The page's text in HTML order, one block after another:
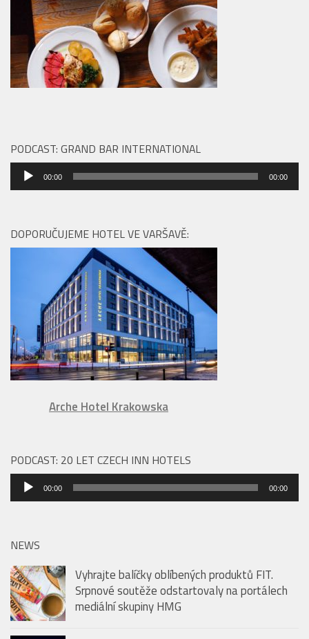
PODCAST: GRAND BAR INTERNATIONAL
Audio
přehrávač
00:00 00:00
DOPORUČUJEME HOTEL VE VARŠAVĚ:
Arche Hotel Krakowska
PODCAST: 20 LET CZECH INN HOTELS
Audio
přehrávač
00:00 00:00
NEWS
Vyhrajte balíčky oblíbených produktů FIT.
Srpnové soutěže odstartovaly na portálech
mediální skupiny HMG